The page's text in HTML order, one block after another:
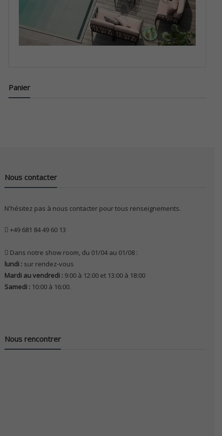
Panier
Nous contacter
N'hésitez pas à nous contacter pour tous renseignements.
+49 681 84 49 60 13
Dans notre show room, du 01/04 au 01/08 :
lundi : sur rendez-vous
Mardi au vendredi : 9:00 à 12:00 et 13:00 à 18:00
Samedi : 10:00 à 16:00.
Nous rencontrer